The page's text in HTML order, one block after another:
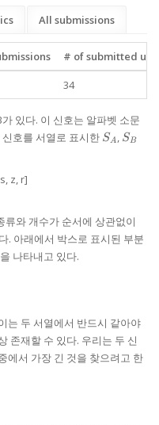
All submissions
# of submitted
34
있다. 이 신호는 알파벳 소문
호를 서열로 표시한 S_A
SA , S_B
SB
z, r]
와 개수가 순서에 상관없이
. 아래에서 박스로 표시된 부분
나타내고 있다.
는 두 서열에서 반드시 같아야
존재할 수 있다. 우리는 두 신
에서 가장 긴 것을 찾으려고 한